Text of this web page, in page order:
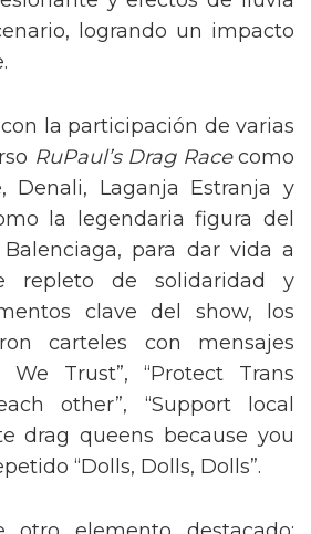
y efectos de lluvia
logrando un impacto
la participación de varias
RuPaul’s Drag Race
como
Denali, Laganja Estranja y
la legendaria figura del
Balenciaga, para dar vida a
repleto de solidaridad y
clave del show, los
carteles con mensajes
We Trust”, “Protect Trans
other”, “Support local
drag queens because you
“Dolls, Dolls, Dolls”.